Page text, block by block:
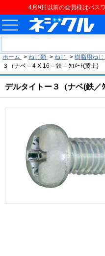
4月9日以前の会員様はパス
ホーム > ねじ類 > ねじ > 樹脂用ねじ
３（ナベ – 4 X 16 – 鉄 – ｸﾛﾒｰﾄ(黄土)
デルタイトー３（ナベ(鉄／